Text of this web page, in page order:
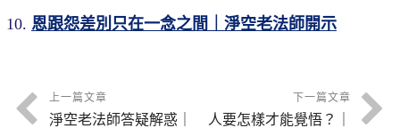
恩跟怨差別只在一念之間｜淨空老法師開示
上一篇文章
淨空老法師答疑解惑｜
下一篇文章
人要怎樣才能覺悟？｜